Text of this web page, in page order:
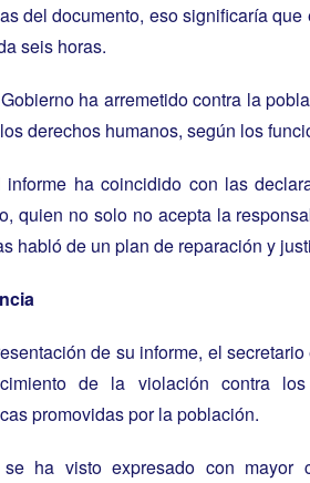
del documento, eso significaría
seis horas.
ha arremetido contra la
derechos humanos, según los
informe ha coincidido con las
quien no solo no acepta la
habló de un plan de reparación y
de su informe, el
de la violación contra
promovidas por la población.
ha visto expresado con